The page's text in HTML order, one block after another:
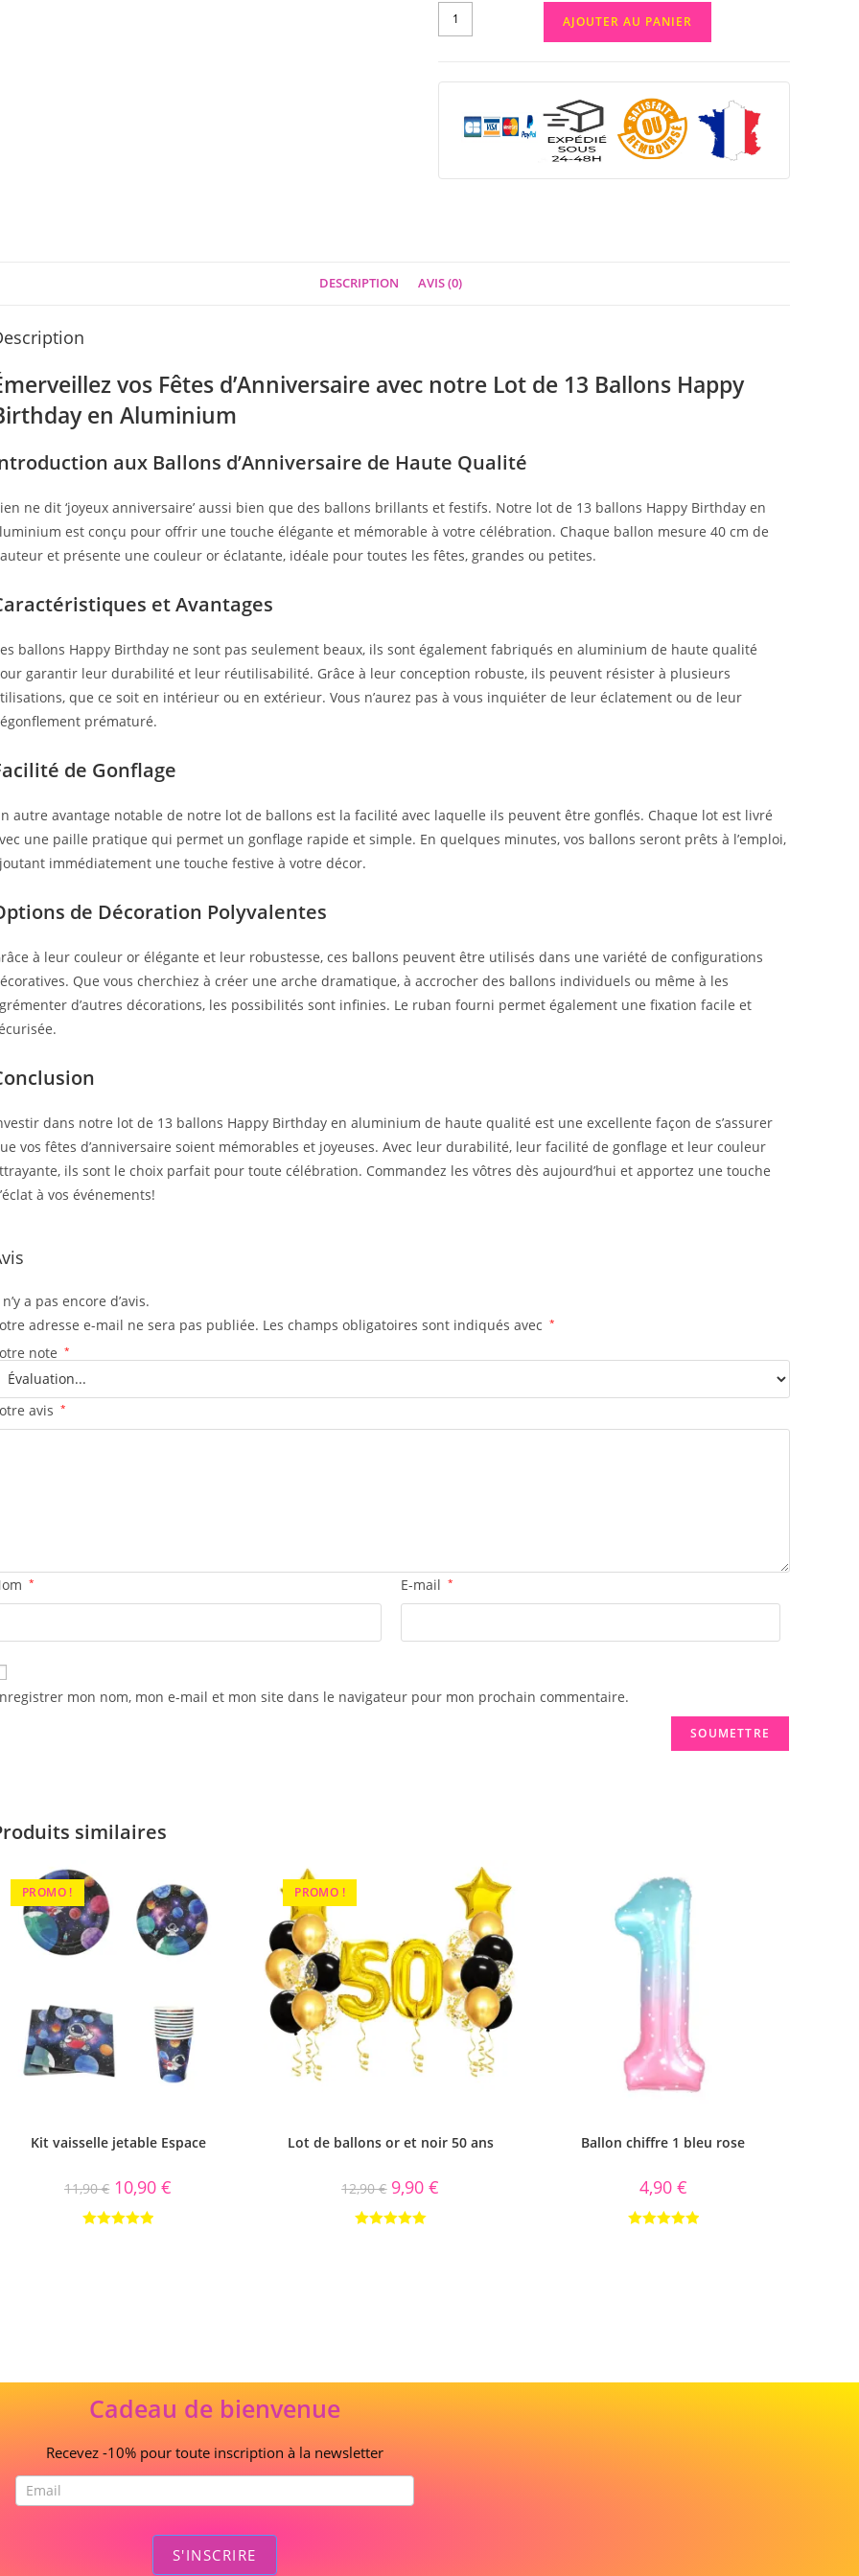
AJOUTER AU PANIER
DESCRIPTION AVIS (0)
vos Fêtes d’Anniversaire avec notre Lot de 13 Ballons Happy
en Aluminium
aux Ballons d’Anniversaire de Haute Qualité
ne dit ‘joyeux anniversaire’ aussi bien que des ballons brillants et festifs. Notre lot de 13 ballons Happy Birthday en
est conçu pour offrir une touche élégante et mémorable à votre célébration. Chaque ballon mesure 40 cm de
et présente une couleur or éclatante, idéale pour toutes les fêtes, grandes ou petites.
et Avantages
ballons Happy Birthday ne sont pas seulement beaux, ils sont également fabriqués en aluminium de haute qualité
garantir leur durabilité et leur réutilisabilité. Grâce à leur conception robuste, ils peuvent résister à plusieurs
que ce soit en intérieur ou en extérieur. Vous n’aurez pas à vous inquiéter de leur éclatement ou de leur
prématuré.
de Gonflage
autre avantage notable de notre lot de ballons est la facilité avec laquelle ils peuvent être gonflés. Chaque lot est livré
une paille pratique qui permet un gonflage rapide et simple. En quelques minutes, vos ballons seront prêts à l’emploi,
immédiatement une touche festive à votre décor.
de Décoration Polyvalentes
à leur couleur or élégante et leur robustesse, ces ballons peuvent être utilisés dans une variété de configurations
Que vous cherchiez à créer une arche dramatique, à accrocher des ballons individuels ou même à les
d’autres décorations, les possibilités sont infinies. Le ruban fourni permet également une fixation facile et
dans notre lot de 13 ballons Happy Birthday en aluminium de haute qualité est une excellente façon de s’assurer
vos fêtes d’anniversaire soient mémorables et joyeuses. Avec leur durabilité, leur facilité de gonflage et leur couleur
ils sont le choix parfait pour toute célébration. Commandez les vôtres dès aujourd’hui et apportez une touche
à vos événements!
a pas encore d’avis.
adresse e-mail ne sera pas publiée. Les champs obligatoires sont indiqués avec *
note *
avis *
* E-mail *
mon nom, mon e-mail et mon site dans le navigateur pour mon prochain commentaire.
similaires
PROMO !
Kit vaisselle jetable Espace
11,90€ 10,90€
PROMO !
Lot de ballons or et noir 50 ans
12,90€ 9,90€
Ballon chiffre 1 bleu rose
4,90 €
Cadeau de bienvenue
Recevez -10% pour toute inscription à la newsletter
S'INSCRIRE